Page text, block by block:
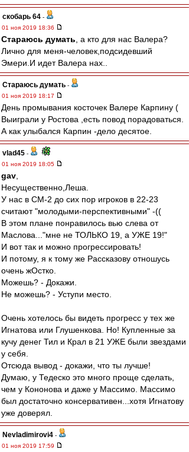
скобарь 64 -
01 ноя 2019 18:36
Стараюсь думать , а кто для нас Валера?
Лично для меня-человек,подсидевший
Эмери.И идет Валера нах..
Стараюсь думать -
01 ноя 2019 18:17
День промывания косточек Валере Карпину (
Выиграли у Ростова ,есть повод порадоваться.
А как улыбался Карпин -дело десятое.
vlad45 -
01 ноя 2019 18:05
gav
Несущественно,Леша.
У нас в СМ-2 до сих пор игроков в 22-23
считают "молодыми-перспективными" -((
В этом плане понравилось вью слева от
Маслова..."мне не ТОЛЬКО 19, а УЖЕ 19!"
И вот так и можно прогрессировать!
И потому, я к тому же Рассказову отношусь
очень жОстко.
Можешь? - Докажи.
Не можешь? - Уступи место.
Очень хотелось бы видеть прогресс у тех же
Игнатова или Глушенкова. Но! Купленные за
кучу денег Тил и Крал в 21 УЖЕ были звездами
у себя.
Отсюда вывод - докажи, что ты лучше!
Думаю, у Тедеско это много проще сделать,
чем у Кононова и даже у Массимо. Массимо
был достаточно консервативен...хотя Игнатову
уже доверял.
Nevladimirovi4 -
01 ноя 2019 17:59